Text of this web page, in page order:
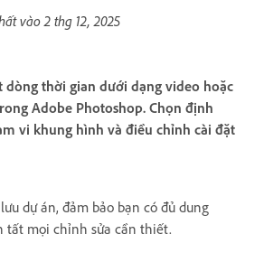
vào2 thg 12, 2025
dòng thời gian dưới dạng video hoặc
Adobe Photoshop. Chọn định
vi khung hình và điều chỉnh cài đặt
dự án, đảm bảo bạn có đủ dung
tất mọi chỉnh sửa cần thiết.